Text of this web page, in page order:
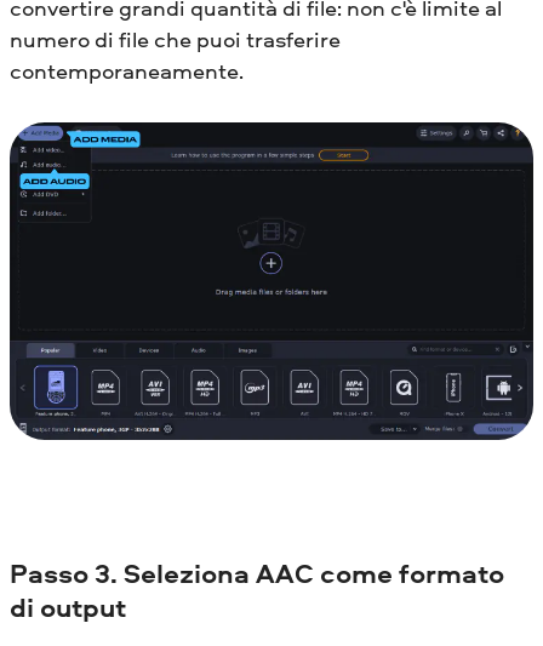
convertire grandi quantità di file: non c'è limite al
numero di file che puoi trasferire
contemporaneamente.
Passo 3. Seleziona AAC come formato
di output